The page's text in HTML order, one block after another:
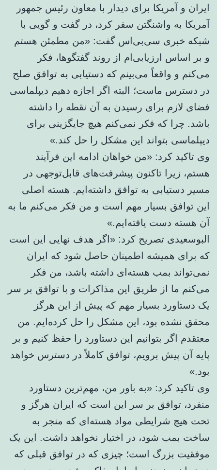
ایران و آمریکا برای دیدار با معاون رئیس جمهور
آمریکا به واشنگتن سفر کرد، در گفت و گویی با
شبکه خبری سی‌بی‌اس گفت: «من مطمئن هستم
و بر اساس ارزیابی‌ام از روند گفتگوها، فکر
می‌کنم و واقعاً می‌بینم که دستیابی به توافق صلح
در دسترس ماست؛ البته اگر اجازه دهیم دیپلماسی
فضای لازم برای رسیدن به آن نقطه را داشته
باشد. چرا که فکر نمی‌کنم هیچ جایگزینی برای
دیپلماسی بتواند این مشکل را حل کند.»
وی تاکید کرد: «من خواهان ادامه این فرآیند
هستم، زیرا تاکنون پیشرفت‌های قابل‌توجهی در
مسیر دستیابی به توافق داشته‌ایم. هسته اصلی
این توافق بسیار مهم است و من فکر می‌کنم ما به
آن هسته دست یافته‌ایم.»
البوسعیدی تصریح کرد: «اگر هدف نهایی این است
که برای همیشه اطمینان حاصل شود که ایران
نمی‌تواند بمب هسته‌ای داشته باشد، من فکر
می‌کنم ما از طریق این مذاکرات و با توافق بر سر
یک دستاورد بسیار مهم که پیش از این هرگز
محقق نشده بود، این مشکل را حل کرده‌ایم. من
معتقدم اگر بتوانیم این دستاورد را حفظ کنیم و بر
پایه آن پیش برویم، توافق کاملاً در دسترس خواهد
بود.»
وی تاکید کرد: «به باور من، مهم‌ترین دستاورد
منفرد، توافق بر سر این است که ایران هرگز و
تحت هیچ شرایطی مواد هسته‌ای که منجر به
ساخت بمب شود، در اختیار نخواهد داشت. این یک
موفقیت بزرگ است؛ چیزی که در توافق قبلی که